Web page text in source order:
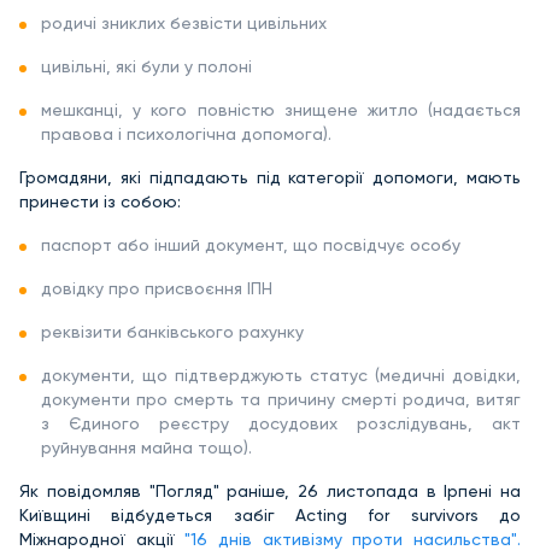
родичі зниклих безвісти цивільних
цивільні, які були у полоні
мешканці, у кого повністю знищене житло (надається
правова і психологічна допомога).
Громадяни, які підпадають під категорії допомоги, мають
принести із собою:
паспорт або інший документ, що посвідчує особу
довідку про присвоєння ІПН
реквізити банківського рахунку
документи, що підтверджують статус (медичні довідки,
документи про смерть та причину смерті родича, витяг
з Єдиного реєстру досудових розслідувань, акт
руйнування майна тощо).
Як повідомляв "Погляд" раніше, 26 листопада в Ірпені на
Київщині відбудеться забіг Acting for survivors до
Міжнародної акції"16 днів активізму проти насильства".